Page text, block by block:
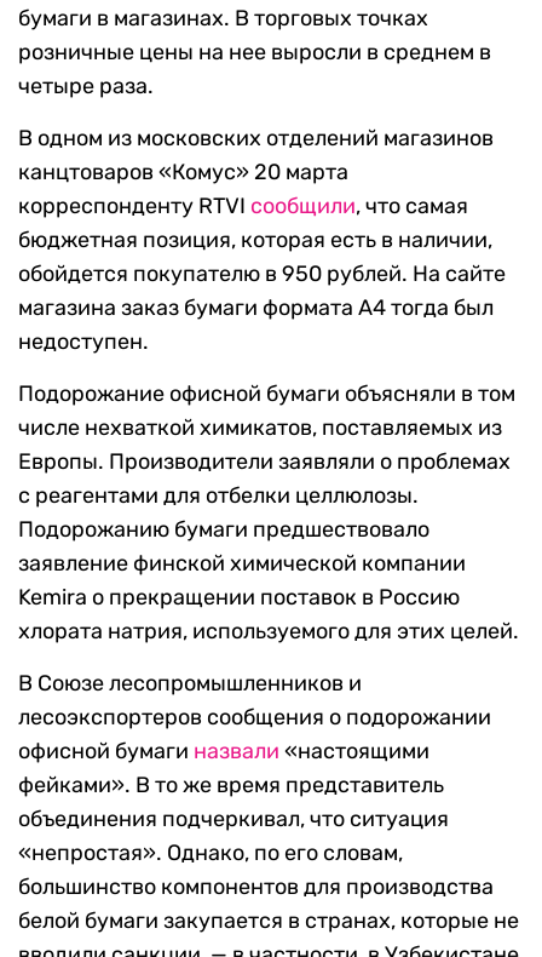
бумаги в магазинах. В торговых точках
розничные цены на нее выросли в среднем в
четыре раза.
В одном из московских отделений магазинов
канцтоваров «Комус» 20 марта
корреспонденту RTVI сообщили, что самая
бюджетная позиция, которая есть в наличии,
обойдется покупателю в 950 рублей. На сайте
магазина заказ бумаги формата А4 тогда был
недоступен.
Подорожание офисной бумаги объясняли в том
числе нехваткой химикатов, поставляемых из
Европы. Производители заявляли о проблемах
с реагентами для отбелки целлюлозы.
Подорожанию бумаги предшествовало
заявление финской химической компании
Kemira о прекращении поставок в Россию
хлората натрия, используемого для этих целей.
В Союзе лесопромышленников и
лесоэкспортеров сообщения о подорожании
офисной бумаги назвали «настоящими
фейками». В то же время представитель
объединения подчеркивал, что ситуация
«непростая». Однако, по его словам,
большинство компонентов для производства
белой бумаги закупается в странах, которые не